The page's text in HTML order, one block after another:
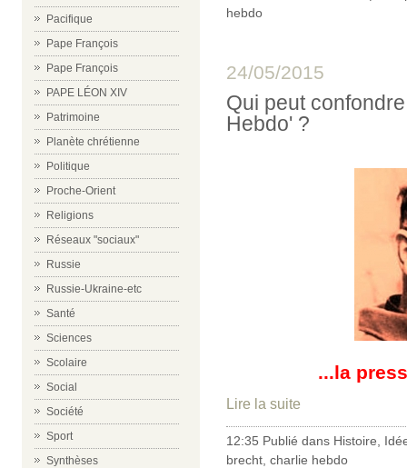
Pacifique
Pape François
Pape François
PAPE LÉON XIV
Patrimoine
Planète chrétienne
Politique
Proche-Orient
Religions
Réseaux "sociaux"
Russie
Russie-Ukraine-etc
Santé
Sciences
Scolaire
Social
Société
Sport
Synthèses
hebdo
24/05/2015
Qui peut
Hebdo' ?
...la
Lire la suite
12:35 Publié dans Histoire
brecht charlie hebdo